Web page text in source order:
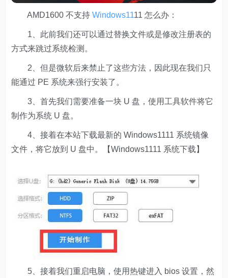
AMD1600 不支持Windows1111 怎么办：
1、此前我们还可以通过替换文件或是修改注册表的
方式来跳过系统检测。
2、但是微软后来禁止了这些方法，因此现在我们只
能通过 PE 系统来强行安装了。
3、首先我们需要准备一块 U 盘，使用工具软件将它
制作为系统 U 盘。
4、接着在本站下载最新的 Windows1111 系统镜像
文件，将它放到 U 盘中。【Windows1111 系统下载】
5、接着我们重启电脑，使用热键进入 bios 设置，然